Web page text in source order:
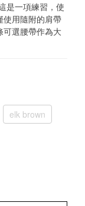
是一項練習，使
使用隨附的肩帶
可選腰帶作為大
elk brown